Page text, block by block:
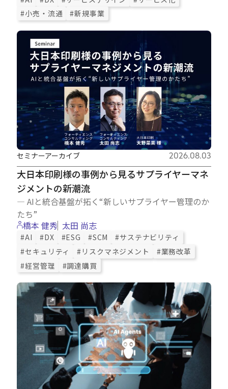
#小売・流通
#新規事業
大日本印刷様の事例から見るサプライヤーマネ
ジメントの新潮流
― AIと統合基盤が拓く“新しいサプライヤー管理のか
たち”
セミナーアーカイブ 2026.08.03
橋本 健秀 太田 尚志
#AI #DX #ESG #SCM
#サステナビリティ
#セキュリティ
#リスクマネジメント
#業務改革
#経営管理
#調達購買